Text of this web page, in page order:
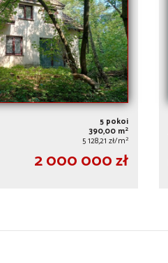
5 pokoi
390,00 m2
5 128,21 zł/m2
2 000 000 zł